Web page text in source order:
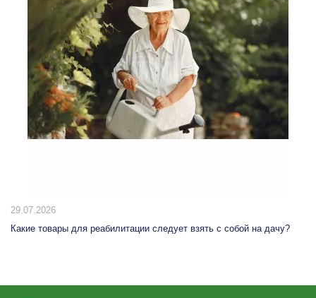
20.07.2026
10 способов использования табурета-ступени дома: от кухни до